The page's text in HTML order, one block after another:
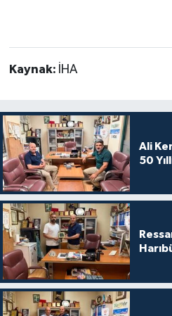
Kaynak: İHA
Ali
50